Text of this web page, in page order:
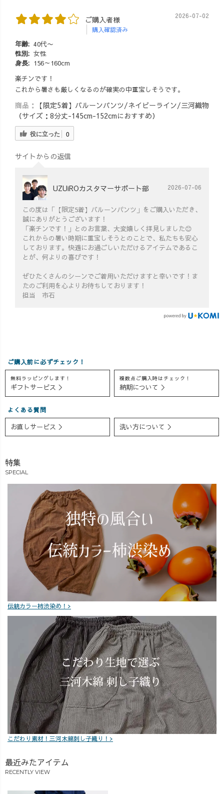
ご購入者様
購入確認済み
2026-07-02
年齢: 40代〜
性別: 女性
身長: 156～160cm
楽チンです！
これから暑さも厳しくなるのが確実の中重宝しそうです。
商品： 【限定5着】バルーンパンツ/ネイビーライン/三河織物
（サイズ：8分丈-145cm-152cmにおすすめ）
役に立った 0
サイトからの返信
UZUiROカスタマーサポート部 2026-07-06
この度は「【限定5着】バルーンパンツ」をご購入いただき、
誠にありがとうございます！
「楽チンです！」とのお言葉、大変嬉しく拝見しました😊
これからの暑い時期に重宝しそうとのことで、私たちも安心
しております。快適にお過ごしいただけるアイテムであるこ
とが、何よりの喜びです！
ぜひたくさんのシーンでご着用いただけますと幸いです！ま
たのご利用を心よりお待ちしております！
担当 市石
ご購入前に必ずチェック！
無料ラッピングします！
ギフトサービス ＞
複数点ご購入時はチェック！
納期について ＞
よくある質問
お直しサービス ＞ 洗い方について ＞
特集
SPECIAL
伝統カラー柿渋染め！>
こだわり素材！三河木綿刺し子織り！>
最近みたアイテム
RECENTLY VIEW